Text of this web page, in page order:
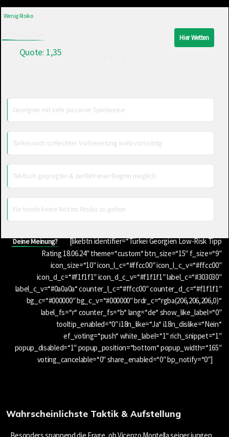
Wenig Risiko
Hier Wetten
Quote: 1,35
Georgien mit sehr passiver Spielweise
Türkei nach schlechter Vorbereitung wohl vorsichtig
Taktisch geprägter & zerfahrener Beginn möglich
Für beide keine Not ins Risiko zu gehen
Deine Meinung?
[likebtn identifier=“Türkei Georgien Low-Risk Tipp
Rating 18.06.24″ theme=“custom“ btn_size=“15″ f_size=“9″
icon_size=“10″ icon_l_c=“#ffcc00″ icon_l_c_v=“#ffcc00″
icon_d_c=“#f1f1f1″ icon_d_c_v=“#f1f1f1″ label_c=“#303030″
label_c_v=“#0a0a0a“ counter_l_c=“#ffcc00″ counter_d_c=“#f1f1f1″
bg_c=“#000000″ bg_c_v=“#000000″ brdr_c=“rgba(206,206,206,0)“
label_fs=“r“ counter_fs=“b“ lang=“de“ show_like_label=“0″
tooltip_enabled=“0″ i18n_like=“Ja“ i18n_dislike=“Nein“
ef_voting=“push“ white_label=“1″ rich_snippet=“1″
popup_disabled=“1″ popup_position=“bottom“ popup_width=“165″
voting_cancelable=“0″ share_enabled=“0″ bp_notify=“0″]
Wahrscheinlichste Taktik & Aufstellung